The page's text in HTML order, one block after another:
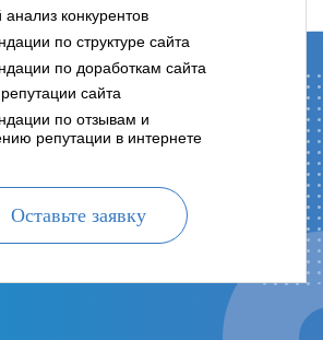
конкурентов
по структуре сайта
по доработкам сайта
сайта
по отзывам и
репутации в интернете
Оставьте заявку